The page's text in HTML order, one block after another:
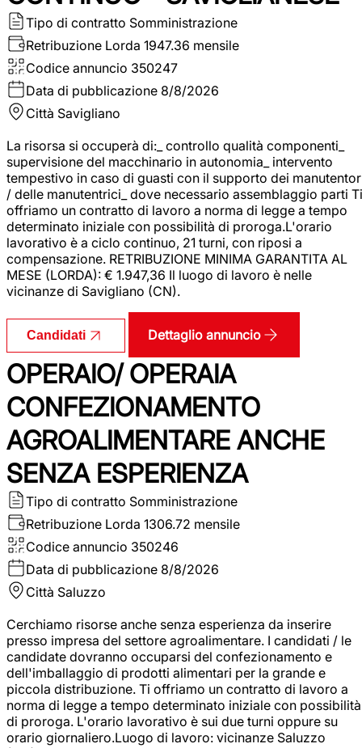
Tipo di contratto Somministrazione
Retribuzione Lorda 1947.36 mensile
Codice annuncio 350247
Data di pubblicazione 8/8/2026
Città Savigliano
La risorsa si occuperà di:_ controllo qualità componenti_
supervisione del macchinario in autonomia_ intervento
tempestivo in caso di guasti con il supporto dei
/ delle manutentrici_ dove necessario assemblaggio parti Ti
offriamo un contratto di lavoro a norma di legge a tempo
determinato iniziale con possibilità di proroga.L'orario
lavorativo è a ciclo continuo, 21 turni, con riposi a
compensazione. RETRIBUZIONE MINIMA GARANTITA AL
MESE (LORDA): € 1.947,36 Il luogo di lavoro è nelle
vicinanze di Savigliano (CN).
Candidati Dettaglio annuncio
OPERAIO/ OPERAIA
CONFEZIONAMENTO
AGROALIMENTARE ANCHE
SENZA ESPERIENZA
Tipo di contratto Somministrazione
Retribuzione Lorda 1306.72 mensile
Codice annuncio 350246
Data di pubblicazione 8/8/2026
Città Saluzzo
Cerchiamo risorse anche senza esperienza da inserire
presso impresa del settore agroalimentare. I candidati / le
candidate dovranno occuparsi del confezionamento e
dell'imballaggio di prodotti alimentari per la grande e
piccola distribuzione. Ti offriamo un contratto di lavoro a
norma di legge a tempo determinato iniziale con possibilità
di proroga. L'orario lavorativo è sui due turni oppure su
orario giornaliero.Luogo di lavoro: vicinanze Saluzzo